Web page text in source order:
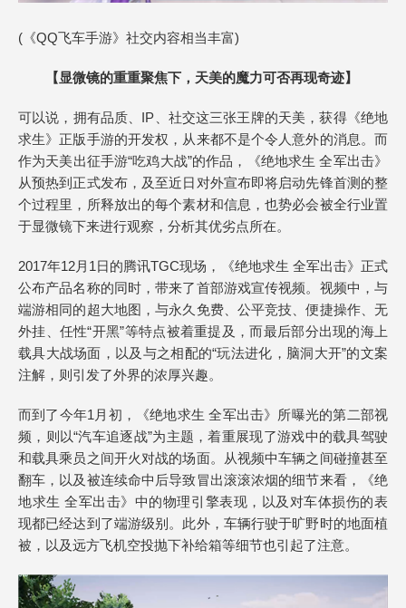
(《QQ飞车手游》社交内容相当丰富)
【显微镜的重重聚焦下，天美的魔力可否再现奇迹】
可以说，拥有品质、IP、社交这三张王牌的天美，获得《绝地
求生》正版手游的开发权，从来都不是个令人意外的消息。而
作为天美出征手游“吃鸡大战”的作品，《绝地求生 全军出击》
从预热到正式发布，及至近日对外宣布即将启动先锋首测的整
个过程里，所释放出的每个素材和信息，也势必会被全行业置
于显微镜下来进行观察，分析其优劣点所在。
2017年12月1日的腾讯TGC现场，《绝地求生 全军出击》正式
公布产品名称的同时，带来了首部游戏宣传视频。视频中，与
端游相同的超大地图，与永久免费、公平竞技、便捷操作、无
外挂、任性“开黑”等特点被着重提及，而最后部分出现的海上
载具大战场面，以及与之相配的“玩法进化，脑洞大开”的文案
注解，则引发了外界的浓厚兴趣。
而到了今年1月初，《绝地求生 全军出击》所曝光的第二部视
频，则以“汽车追逐战”为主题，着重展现了游戏中的载具驾驶
和载具乘员之间开火对战的场面。从视频中车辆之间碰撞甚至
翻车，以及被连续命中后导致冒出滚滚浓烟的细节来看，《绝
地求生 全军出击》中的物理引擎表现，以及对车体损伤的表
现都已经达到了端游级别。此外，车辆行驶于旷野时的地面植
被，以及远方飞机空投抛下补给箱等细节也引起了注意。